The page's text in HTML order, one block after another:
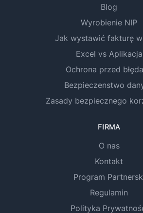
Blog
Wyrobienie NIP
Jak wystawić fakturę w
Excel vs Aplikacja
Ochrona przed
Bezpieczenstwo
Zasady bezpiecznego
FIRMA
O nas
Kontakt
Program
Regulamin
Polityka